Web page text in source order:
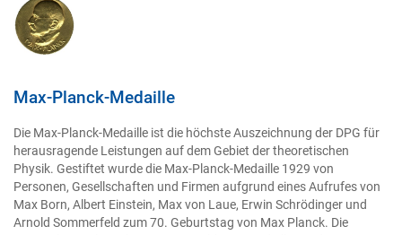
Max-Planck-Medaille
Die Max-Planck-Medaille ist die höchste Auszeichnung der DPG für
herausragende Leistungen auf dem Gebiet der theoretischen
Physik. Gestiftet wurde die Max-Planck-Medaille 1929 von
Personen, Gesellschaften und Firmen aufgrund eines Aufrufes von
Max Born, Albert Einstein, Max von Laue, Erwin Schrödinger und
Arnold Sommerfeld zum 70. Geburtstag von Max Planck. Die